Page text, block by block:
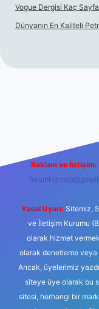
Vogue Dergisi Kaç Sayfa
Dünyanın En Kaliteli
Reklam ve İletişim:
Yasal Uyarı: Sitemiz,
ve İletişim Kurumu
olarak hizmet
olarak denetleme veya
Ancak, üyelerimiz
siteye üye olarak bu
sitesi, herhangi bir